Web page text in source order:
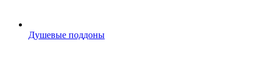
Душевые поддоны